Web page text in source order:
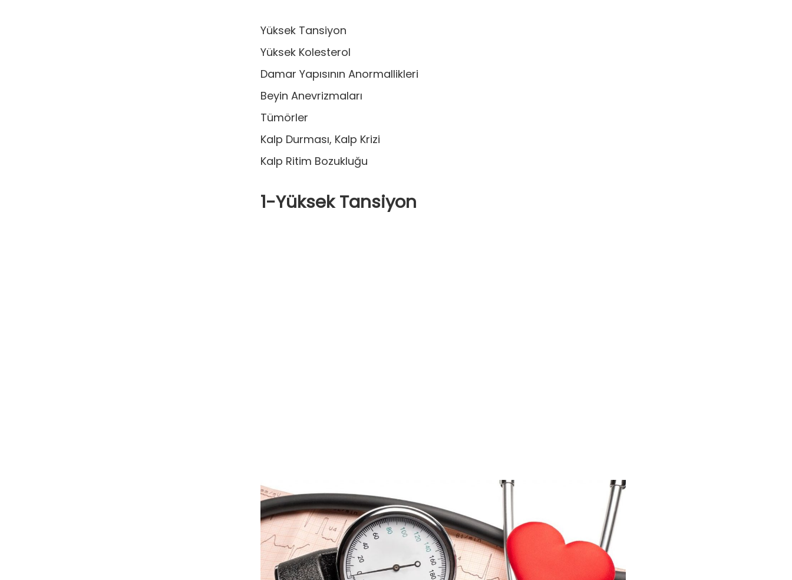
Yüksek Tansiyon
Yüksek Kolesterol
Damar Yapısının Anormallikleri
Beyin Anevrizmaları
Tümörler
Kalp Durması, Kalp Krizi
Kalp Ritim Bozukluğu
1-Yüksek Tansiyon